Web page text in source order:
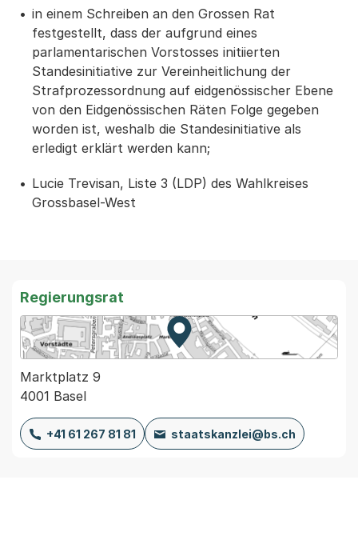
in einem Schreiben an den Grossen Rat
festgestellt, dass der aufgrund eines
parlamentarischen Vorstosses initiierten
Standesinitiative zur Vereinheitlichung der
Strafprozessordnung auf eidgenössischer Ebene
von den Eidgenössischen Räten Folge gegeben
worden ist, weshalb die Standesinitiative als
erledigt erklärt werden kann;
Lucie Trevisan, Liste 3 (LDP) des Wahlkreises
Grossbasel-West
Regierungsrat
Zur Karte von MapBS.
Externer Link, wird in einem
Marktplatz 9
4001 Basel
+41 61 267 81 81 staatskanzlei@bs.ch